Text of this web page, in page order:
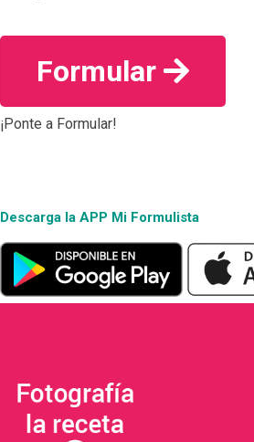
Formular
¡Ponte a Formular!
Descarga la APP Mi Formulista